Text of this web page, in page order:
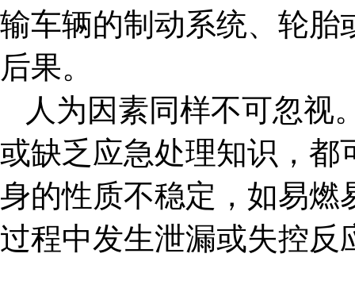
输车辆的制动系统、轮胎
后果。
人为因素同样不可忽视
或缺乏应急处理知识，都
身的性质不稳定，如易燃
过程中发生泄漏或失控反